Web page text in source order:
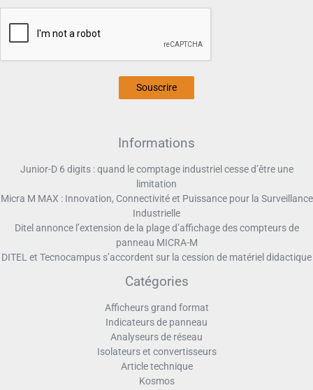
Souscrire
Informations
Junior-D 6 digits : quand le comptage industriel cesse d’être une
limitation
Micra M MAX : Innovation, Connectivité et Puissance pour la Surveillance
Industrielle
Ditel annonce l’extension de la plage d’affichage des compteurs de
panneau MICRA-M
DITEL et Tecnocampus s’accordent sur la cession de matériel didactique
Catégories
Afficheurs grand format
Indicateurs de panneau
Analyseurs de réseau
Isolateurs et convertisseurs
Article technique
Kosmos